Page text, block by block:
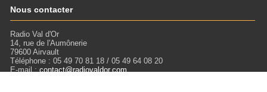
Nous contacter
Radio Val d'Or
14, rue de l'Aumônerie
79600 Airvault
Téléphone : 05 49 70 81 18 / 05 49 64 08 20
E-mail :contact@radiovaldor.com